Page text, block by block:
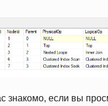
знакомо, если вы